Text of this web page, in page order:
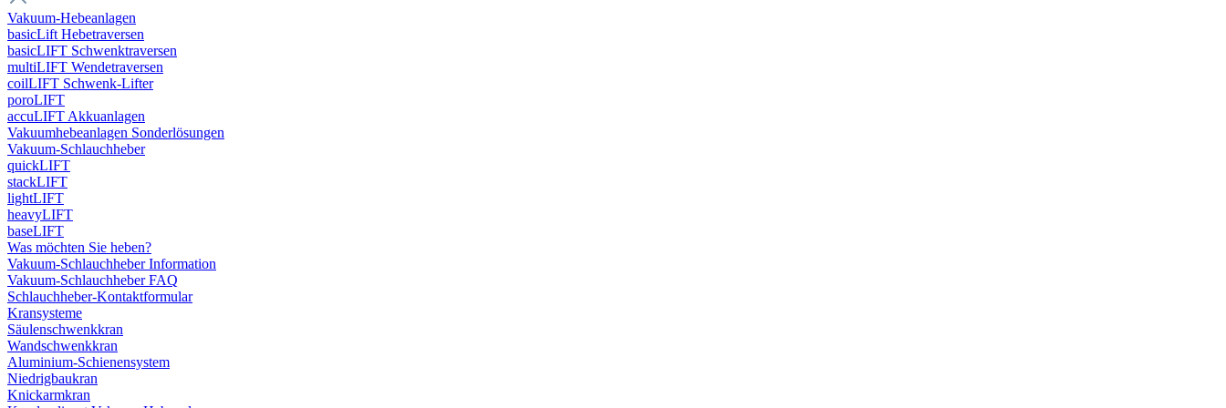
Vakuum-Hebeanlagen
basicLift Hebetraversen
basicLIFT Schwenktraversen
multiLIFT Wendetraversen
coilLIFT Schwenk-Lifter
poroLIFT
accuLIFT Akkuanlagen
Vakuumhebeanlagen Sonderlösungen
Vakuum-Schlauchheber
quickLIFT
stackLIFT
lightLIFT
heavyLIFT
baseLIFT
Was möchten Sie heben?
Vakuum-Schlauchheber Information
Vakuum-Schlauchheber FAQ
Schlauchheber-Kontaktformular
Kransysteme
Säulenschwenkkran
Wandschwenkkran
Aluminium-Schienensystem
Niedrigbaukran
Knickarmkran